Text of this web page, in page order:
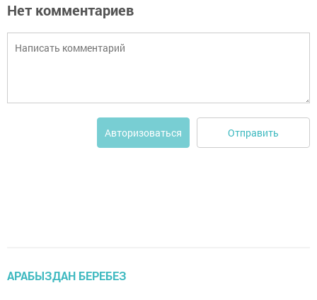
Нет комментариев
Авторизоваться Отправить
АРАБЫЗДАН БЕРЕБЕЗ